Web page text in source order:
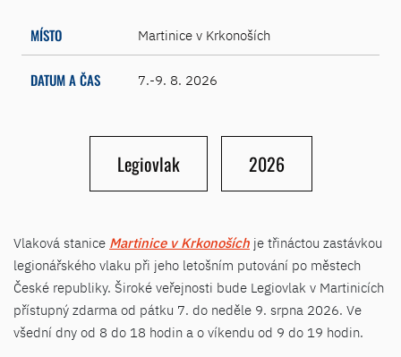
MÍSTO Martinice v Krkonoších
DATUM A ČAS 7.-9. 8. 2026
Legiovlak 2026
Vlaková stanice Martinice v Krkonoších je třináctou zastávkou
legionářského vlaku při jeho letošním putování po městech
České republiky. Široké veřejnosti bude Legiovlak v Martinicích
přístupný zdarma od pátku 7. do neděle 9. srpna 2026. Ve
všední dny od 8 do 18 hodin a o víkendu od 9 do 19 hodin.